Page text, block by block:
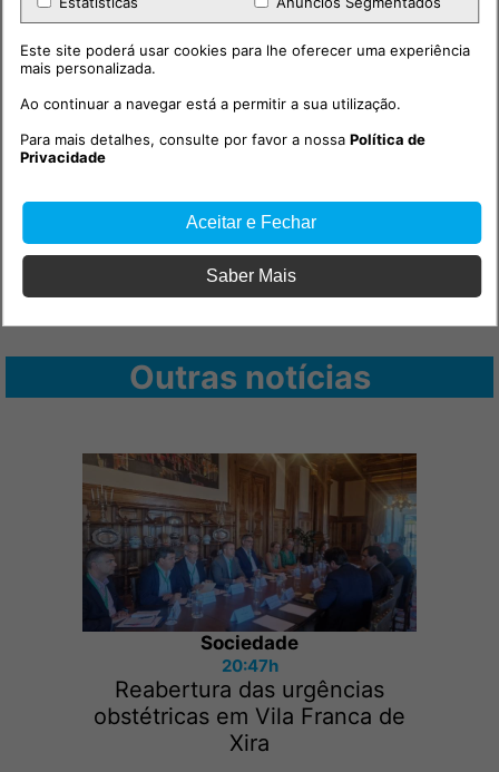
Outras notícias
Sociedade
20:47h
Reabertura das urgências
obstétricas em Vila Franca de
Xira
Este site poderá usar cookies para lhe oferecer uma experiência
mais personalizada.
Ao continuar a navegar está a permitir a sua utilização.
Para mais detalhes, consulte por favor a nossaPolítica de
Privacidade
Aceitar e Fechar
Saber Mais